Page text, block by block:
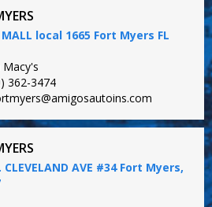
MALL local 1665 Fort Myers FL
Macy's
362-3474
CLEVELAND AVE #34 Fort Myers,